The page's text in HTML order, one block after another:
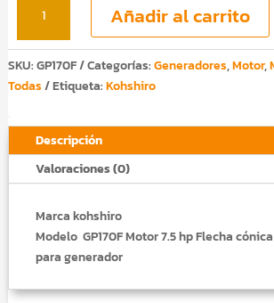
hp
flecha
cónica
generador
cantidad
Añadir al carrito
SKU:GP170F Categorías:Generadores,Motor,
Todas
Etiqueta:Kohshiro
Descripción
Valoraciones (0)
Marca kohshiro
Modelo GP170F Motor 7.5 hp Flecha cónica
para generador